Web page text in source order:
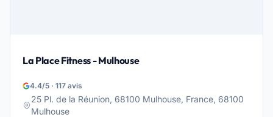
La Place Fitness - Mulhouse
4.4/5 · 117 avis
25 Pl. de la Réunion, 68100 Mulhouse, France, 68100
Mulhouse